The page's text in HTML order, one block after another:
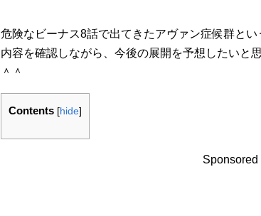
危険なビーナス8話で出てきたアヴァン症候群と
内容を確認しながら、今後の展開を予想したいと
＾＾
Contents [hide]
Sponsored